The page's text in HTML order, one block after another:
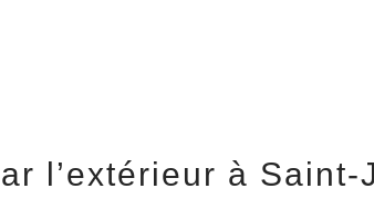
l’extérieur à Saint-